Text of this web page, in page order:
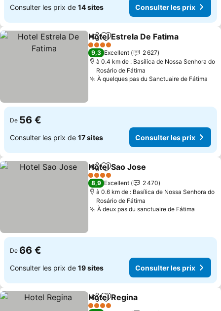
Consulter les prix de 14 sites Consulter les prix
PartagerAjouter à mes favoris
Hotel Estrela De Fatima
4 Étoiles
9,3 Excellent
2 627
à 0.4 km de : Basílica de Nossa Senhora do
Rosário de Fátima
À quelques pas du Sanctuaire de Fátima
De 56 €
Consulter les prix de 17 sites Consulter les prix
PartagerAjouter à mes favoris
Hotel Sao Jose
4 Étoiles
8,9 Excellent
2 470
à 0.6 km de : Basílica de Nossa Senhora do
Rosário de Fátima
À deux pas du sanctuaire de Fátima
De 66 €
Consulter les prix de 19 sites Consulter les prix
PartagerAjouter à mes favoris
Hotel Regina
4 Étoiles